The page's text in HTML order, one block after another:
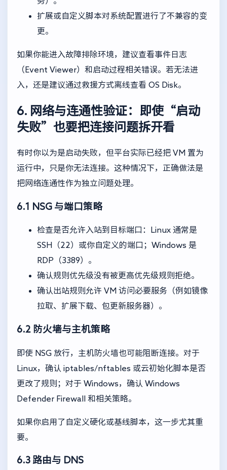
扩展或自定义脚本对系统配置进行了不兼容的变
更。
如果你能进入故障排除环境，建议查看事件日志
（Event Viewer）和启动过程相关错误。若无法进
入，还是建议通过救援方式离线查看 OS Disk。
6. 网络与连通性验证：即使“启动
失败”也要把连接问题拆开看
有时你以为是启动失败，但平台实际已经把 VM 置为
运行中，只是你无法连接。这种情况下，正确做法是
把网络连通性作为独立问题处理。
6.1 NSG 与端口策略
检查是否允许入站到目标端口：Linux 通常是
SSH（22）或你自定义的端口；Windows 是
RDP（3389）。
确认规则优先级没有被更高优先级规则拒绝。
确认出站规则允许 VM 访问必要服务（例如镜像
拉取、扩展下载、包更新服务器）。
6.2 防火墙与主机策略
即使 NSG 放行，主机防火墙也可能阻断连接。对于
Linux，确认 iptables/nftables 或云初始化脚本是否
更改了规则；对于 Windows，确认 Windows
Defender Firewall 和相关策略。
如果你启用了自定义硬化或基线脚本，这一步尤其重
要。
6.3 路由与 DNS